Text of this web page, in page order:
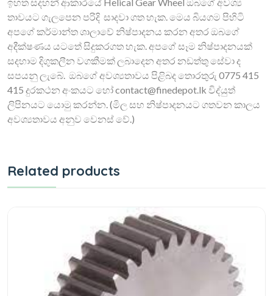
තාවයට ගැලපෙන පරිදි සාදවා ගත හැක. මෙය බියගම පිහිටි
අපගේ කර්මාන්ත ශාලාවේ නිෂ්පාදනය කරන අතර ඔබගේ
අදීක්ෂණය යටතේ සිදුකරගත හැක. අපගේ සෑම නිෂ්පාදනයක්
සදහාම දිගුකලීන වගකීමක් ලබාදෙන අතර නඩත්තු සේවා ද
සපයනු ලැබේ. ඔබගේ අවශ්‍යතාවය පිළිබද තොරතුරු 0775 415
415 දුරකථන අංකයට හෝcontact@finedepot.lk විද්‍යුත්
ලිපිනයට යොමු කරන්න. (මිල සහ නිෂ්පාදනයට ගතවන කාලය
අවශ්‍යතාවය අනුව වෙනස් වේ.)
Related products